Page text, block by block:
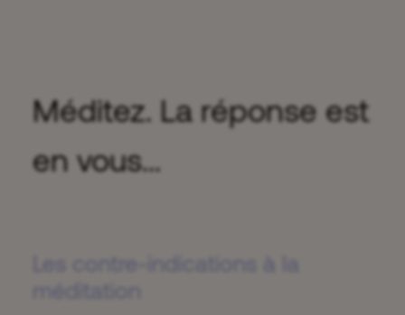
Méditez. La réponse est
en vous...